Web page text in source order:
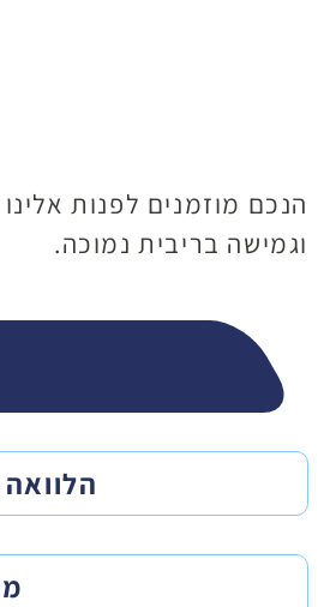
הנכם מוזמנים לפנות
וגמישה בריבית נמוכה.